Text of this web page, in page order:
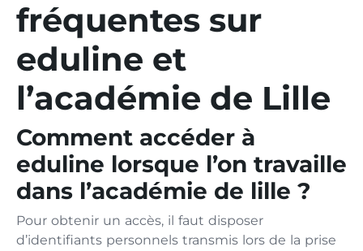
fréquentes sur
eduline et
l’académie de Lille
Comment accéder à
eduline lorsque l’on travaille
dans l’académie de lille ?
Pour obtenir un accès, il faut disposer
d’identifiants personnels transmis lors de la prise